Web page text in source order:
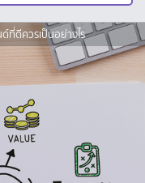
ที่ดีควรเป็นอย่างไร